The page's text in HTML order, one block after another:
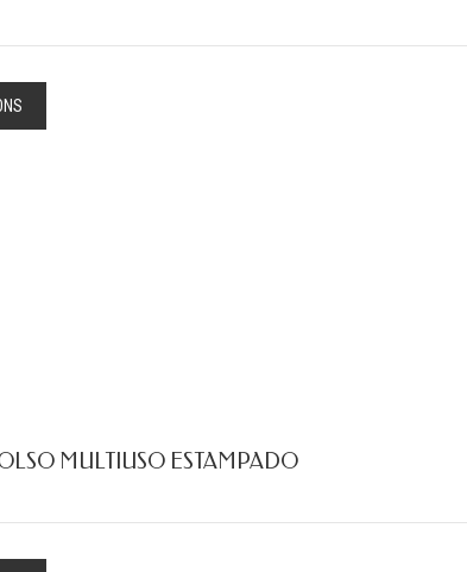
MULTIUSO ESTAMPADO